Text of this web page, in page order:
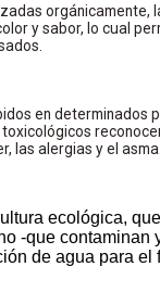
orgánicamente,
y sabor, lo cual
en determinados
las alergias y el asma.
ecológica,
-que
de agua para el